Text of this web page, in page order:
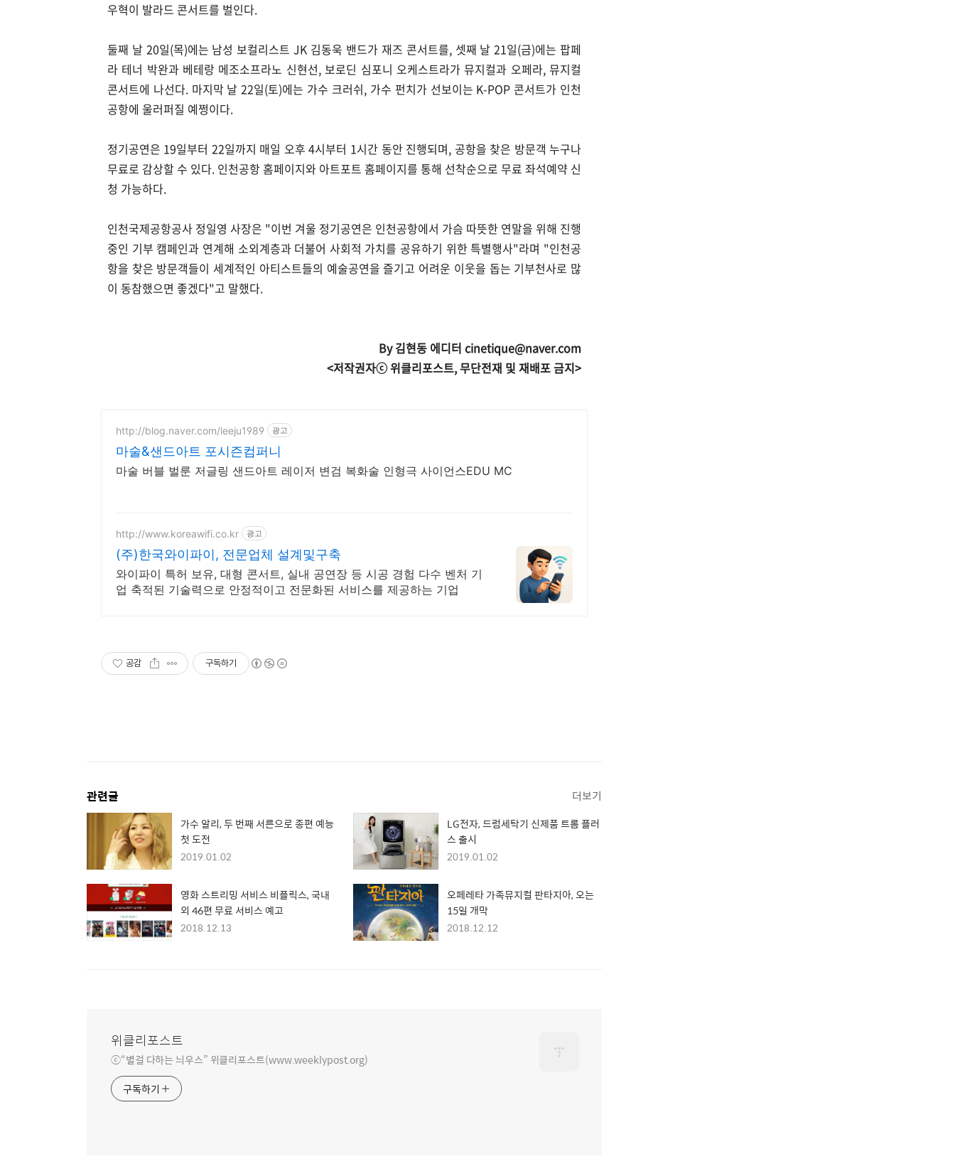
우혁이 발라드 콘서트를 벌인다.
둘째 날 20일(목)에는 남성 보컬리스트 JK 김동욱 밴드가 재즈 콘서트를, 셋째 날 21일(금)에는 팝페
라 테너 박완과 베테랑 메조소프라노 신현선, 보로딘 심포니 오케스트라가 뮤지컬과 오페라, 뮤지컬
콘서트에 나선다. 마지막 날 22일(토)에는 가수 크러쉬, 가수 펀치가 선보이는 K-POP 콘서트가 인천
공항에 울러퍼질 예쩡이다.
정기공연은 19일부터 22일까지 매일 오후 4시부터 1시간 동안 진행되며, 공항을 찾은 방문객 누구나
무료로 감상할 수 있다. 인천공항 홈페이지와 아트포트 홈페이지를 통해 선착순으로 무료 좌석예약 신
청 가능하다.
인천국제공항공사 정일영 사장은 "이번 겨울 정기공연은 인천공항에서 가슴 따뜻한 연말을 위해 진행
중인 기부 캠페인과 연계해 소외계층과 더불어 사회적 가치를 공유하기 위한 특별행사"라며 "인천공
항을 찾은 방문객들이 세계적인 아티스트들의 예술공연을 즐기고 어려운 이웃을 돕는 기부천사로 많
이 동참했으면 좋겠다"고 말했다.
By 김현동 에디터 cinetique@naver.com
<저작권자ⓒ 위클리포스트, 무단전재 및 재배포 금지>
http://blog.naver.com/leeju1989 광고
마술&샌드아트 포시즌컴퍼니
마술 버블 벌룬 저글링 샌드아트 레이저 변검 복화술 인형극 사이언스EDU MC
http://www.koreawifi.co.kr 광고
(주)한국와이파이, 전문업체 설계및구축
와이파이 특허 보유, 대형 콘서트, 실내 공연장 등 시공 경험 다수 벤처 기
업 축적된 기술력으로 안정적이고 전문화된 서비스를 제공하는 기업
공감 구독하기
관련글 더보기
가수 알리, 두 번째 서른으로 종편 예능
첫 도전
2019.01.02
LG전자, 드럼세탁기 신제품 트롬 플러
스 출시
2019.01.02
영화 스트리밍 서비스 비플릭스, 국내
외 46편 무료 서비스 예고
2018.12.13
오페레타 가족뮤지컬 판타지아, 오는
15일 개막
2018.12.12
위클리포스트
ⓒ“별걸 다하는 늬우스” 위클리포스트(www.weeklypost.org)
구독하기